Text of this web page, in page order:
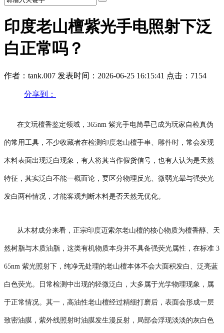
印度老山檀紫光手电照射下泛
白正常吗？
作者：tank.007 发表时间：2026-06-25 16:15:41 点击：7154
分享到：
在文玩檀香鉴定领域，365nm 紫光手电筒早已成为玩家自检真伪
的常用工具，不少收藏者在检测印度老山檀手串、雕件时，常会发现
木料表面出现泛白现象，有人将其当作假货信号，也有人认为是天然
特征，其实泛白不能一概而论，要区分物理反光、微弱光晕与强荧光
发白两种情况，才能客观判断木料是否天然无优化。
从木材成分来看，正宗印度迈索尔老山檀的核心物质为檀香醇、天
然树脂与木质油脂，这类有机物质本身并不具备强荧光属性，在标准 3
65nm 紫光照射下，纯净无处理的老山檀本体不会大面积发白、泛亮蓝
白色荧光。日常检测中出现的轻微泛白，大多属于光学物理现象，属
于正常情况。其一，高油性老山檀经过精细打磨后，表面会形成一层
致密油膜，紫外线照射时油膜发生漫反射，局部会浮现淡淡的灰白色